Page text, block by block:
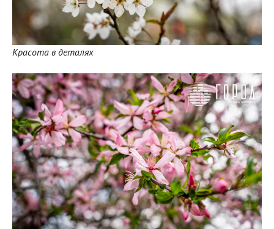
Красота в деталях